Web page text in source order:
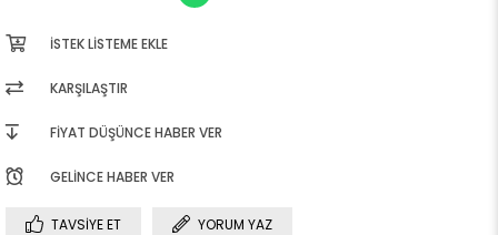
İSTEK LISTEME EKLE
KARŞILAŞTIR
FIYAT DÜŞÜNCE HABER VER
GELINCE HABER VER
TAVSIYE ET
YORUM YAZ